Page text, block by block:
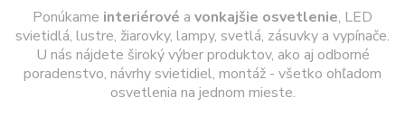
Ponúkame interiérové a vonkajšie osvetlenie, LED
svietidlá, lustre, žiarovky, lampy, svetlá, zásuvky a vypínače.
U nás nájdete široký výber produktov, ako aj odborné
poradenstvo, návrhy svietidiel, montáž - všetko ohľadom
osvetlenia na jednom mieste.